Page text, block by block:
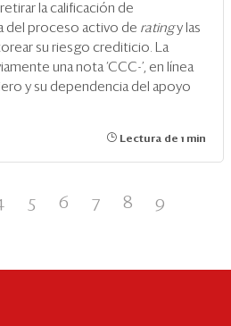
la calificación de
del proceso activo de ratingy las
su riesgo crediticio. La
una nota ‘CCC-’, en línea
y su dependencia del apoyo
Lectura de 1 min
5 6 7 8 9